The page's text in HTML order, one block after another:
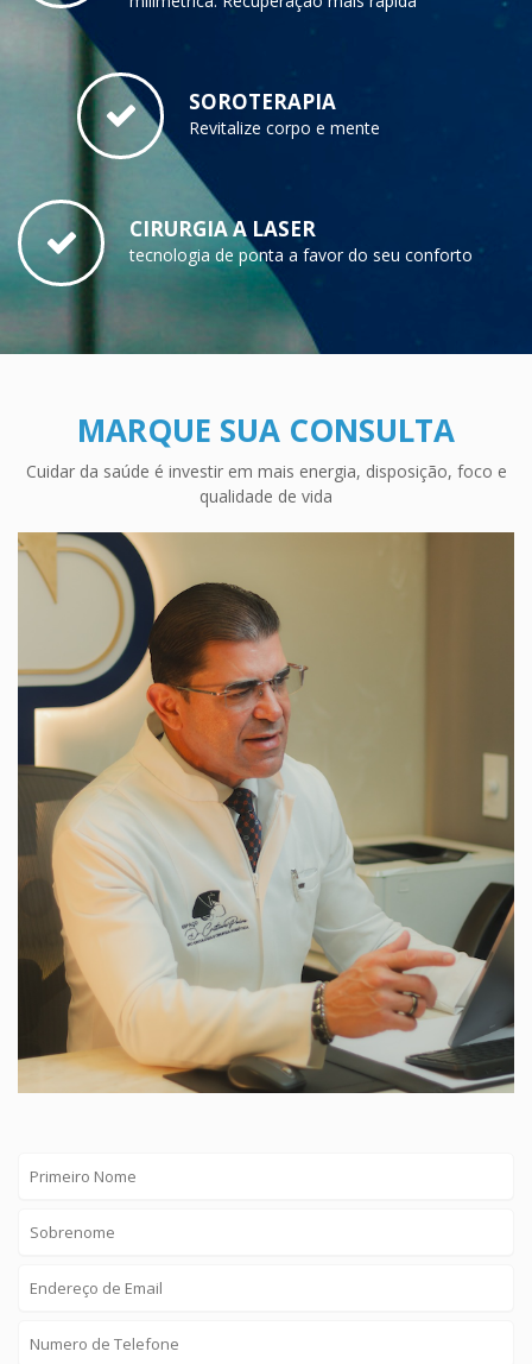
SOROTERAPIA
Revitalize corpo e mente
CIRURGIA A LASER
tecnologia de ponta a favor do seu conforto
MARQUE SUA CONSULTA
Cuidar da saúde é investir em mais energia, disposição, foco e
qualidade de vida